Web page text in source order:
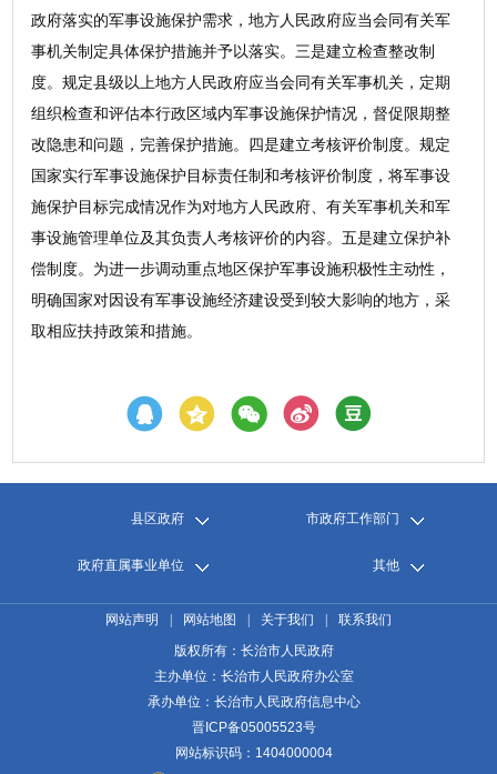
政府落实的军事设施保护需求，地方人民政府应当会同有关军
事机关制定具体保护措施并予以落实。三是建立检查整改制
度。规定县级以上地方人民政府应当会同有关军事机关，定期
组织检查和评估本行政区域内军事设施保护情况，督促限期整
改隐患和问题，完善保护措施。四是建立考核评价制度。规定
国家实行军事设施保护目标责任制和考核评价制度，将军事设
施保护目标完成情况作为对地方人民政府、有关军事机关和军
事设施管理单位及其负责人考核评价的内容。五是建立保护补
偿制度。为进一步调动重点地区保护军事设施积极性主动性，
明确国家对因设有军事设施经济建设受到较大影响的地方，采
取相应扶持政策和措施。
县区政府 市政府工作部门
政府直属事业单位 其他
网站声明 网站地图 关于我们
联系我们
版权所有：长治市人民政府
主办单位：长治市人民政府办公室
承办单位：长治市人民政府信息中心
晋ICP备05005523号
网站标识码：1404000004